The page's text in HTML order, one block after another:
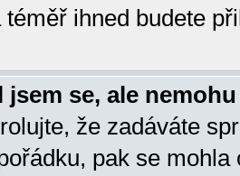
ihned budete
jsem se, ale
že zadáváte
pak se